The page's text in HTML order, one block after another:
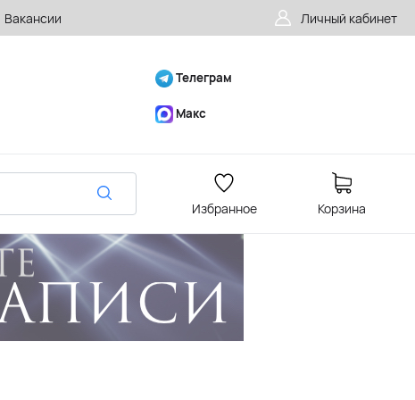
Вакансии Личный кабинет
Телеграм
Макс
Избранное Корзина